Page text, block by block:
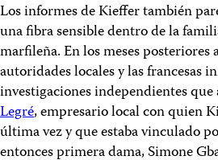
Los informes de Kieffer también
una fibra sensible dentro de la
marfileña. En los meses posteriores
autoridades locales y las francesas
investigaciones independientes que
Legré, empresario local con quien
última vez y que estaba vinculado
entonces primera dama, Simone